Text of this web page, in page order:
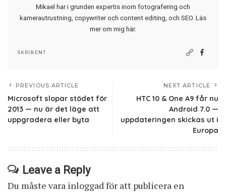
Mikael har i grunden expertis inom fotografering och
kamerautrustning, copywriter och content editing, och SEO. Läs
mer om mig här.
SKRIBENT
PREVIOUS ARTICLE
Microsoft slopar stödet för
2013 — nu är det läge att
uppgradera eller byta
NEXT ARTICLE
HTC 10 & One A9 får nu
Android 7.0 —
uppdateringen skickas ut i
Europa
Leave a Reply
Du måste vara inloggadför att publicera en